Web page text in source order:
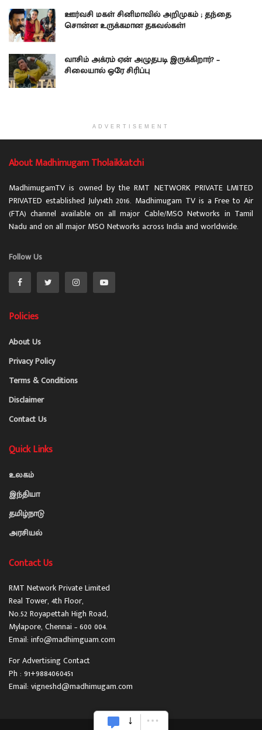
ஊர்வசி மகள் சினிமாவில் அறிமுகம் ; தந்தை
சொன்ன உருக்கமான தகவல்கள்!
வாசிம் அக்ரம் ஏன் அழுதபடி இருக்கிறார்? –
சிலையால் ஒரே சிரிப்பு
ADVERTISEMENT
About Madhimugam Tholaikkatchi
MadhimugamTV is owned by the RMT NETWORK PRIVATE LMITED
PRIVATED established July14th 2016. Madhimugam TV is a Free to Air
(FTA) channel available on all major Cable/MSO Networks in Tamil
Nadu and on all major MSO Networks across India and worldwide.
Follow Us
Policies
About Us
Privacy Policy
Terms & Conditions
Disclaimer
Contact Us
Quick Links
உலகம்
இந்தியா
தமிழ்நாடு
அரசியல்
Contact Us
RMT Network Private Limited
Real Tower, 4th Floor,
No.52 Royapettah High Road,
Mylapore, Chennai – 600 004.
Email: info@madhimguam.com
For Advertising Contact
Ph : 91+9884060451
Email: vigneshd@madhimugam.com